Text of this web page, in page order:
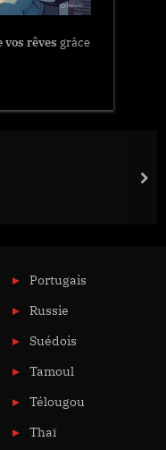
vos rêves grâce
Portugais
Russie
Suédois
Tamoul
Télougou
Thaï